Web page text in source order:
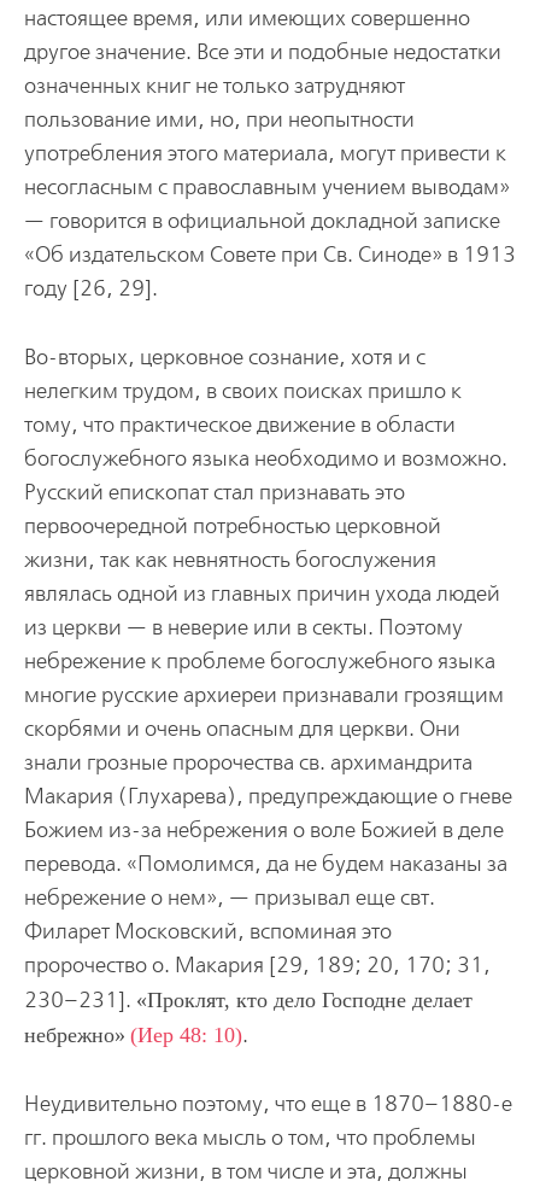
настоящее время, или имеющих совершенно
другое значение. Все эти и подобные недостатки
означенных книг не только затрудняют
пользование ими, но, при неопытности
употребления этого материала, могут привести к
несогласным с православным учением выводам»
— говорится в официальной докладной записке
«Об издательском Совете при Св. Синоде» в 1913
году [26, 29].
Во-вторых, церковное сознание, хотя и с
нелегким трудом, в своих поисках пришло к
тому, что практическое движение в области
богослужебного языка необходимо и возможно.
Русский епископат стал признавать это
первоочередной потребностью церковной
жизни, так как невнятность богослужения
являлась одной из главных причин ухода людей
из церкви — в неверие или в секты. Поэтому
небрежение к проблеме богослужебного языка
многие русские архиереи признавали грозящим
скорбями и очень опасным для церкви. Они
знали грозные пророчества св. архимандрита
Макария (Глухарева), предупреждающие о гневе
Божием из-за небрежения о воле Божией в деле
перевода. «Помолимся, да не будем наказаны за
небрежение о нем», — призывал еще свт.
Филарет Московский, вспоминая это
пророчество о. Макария [29, 189; 20, 170; 31,
230–231].
Проклят, кто дело Господне делает
небрежно
(Иер 48: 10).
Неудивительно поэтому, что еще в 1870–1880-е
гг. прошлого века мысль о том, что проблемы
церковной жизни, в том числе и эта, должны